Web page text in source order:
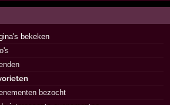
bekeken
bezocht